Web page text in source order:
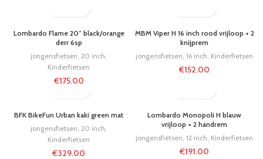
Lombardo Flame 20″ black/orange
derr 6sp
jongensfietsen 20 inch
Kinderfietsen
€175.00
MBM Viper H 16 inch rood vrijloop + 2
knijprem
jongensfietsen 16 inch Kinderfietsen
€152.00
BFK BikeFun Urban kaki green mat
jongensfietsen 20 inch
Kinderfietsen
€329.00
Lombardo Monopoli H blauw
vrijloop + 2 handrem
jongensfietsen 12 inch Kinderfietsen
€191.00